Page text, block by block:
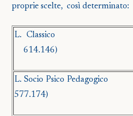
proprie scelte, così determinato:
L. Classico
614.146)
L. Socio Psico Pedagogico
577.174)